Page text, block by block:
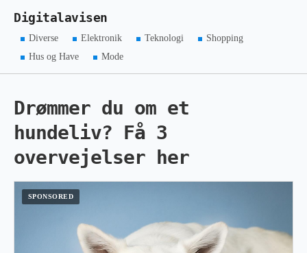
Digitalavisen
Diverse Elektronik Teknologi
Shopping
Hus og Have
Mode
Drømmer du om et
hundeliv? Få 3
overvejelser her